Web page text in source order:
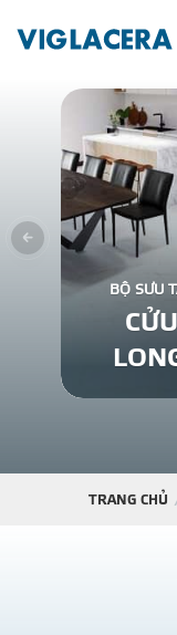
BỘ SƯU
CỬU
TRANG CHỦ